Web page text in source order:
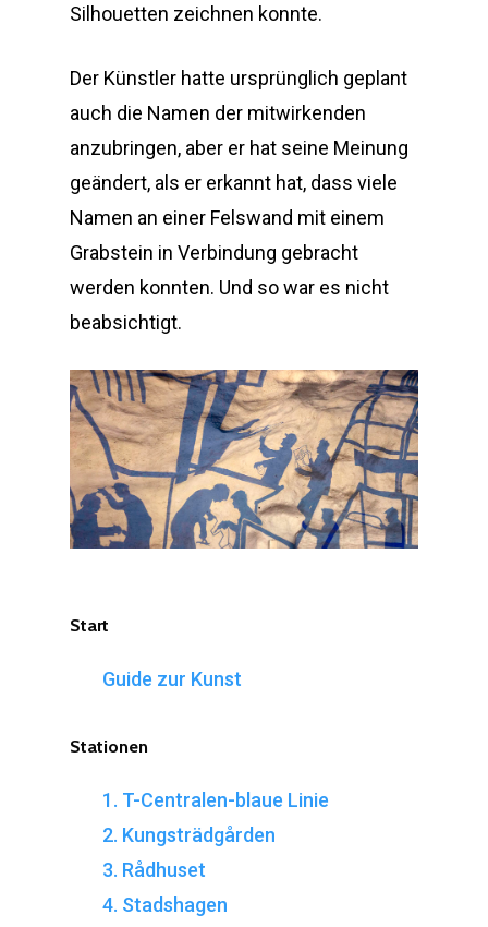
Silhouetten zeichnen konnte.
Der Künstler hatte ursprünglich geplant
auch die Namen der mitwirkenden
anzubringen, aber er hat seine Meinung
geändert, als er erkannt hat, dass viele
Namen an einer Felswand mit einem
Grabstein in Verbindung gebracht
werden konnten. Und so war es nicht
beabsichtigt.
Start
Guide zur Kunst
Stationen
1. T-Centralen-blaue Linie
2. Kungsträdgården
3. Rådhuset
4. Stadshagen